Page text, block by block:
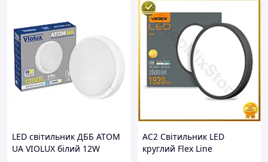
LED світильник ДББ ATOM
UA VIOLUX білий 12W
AC2 Світильник LED
круглий Flex Line